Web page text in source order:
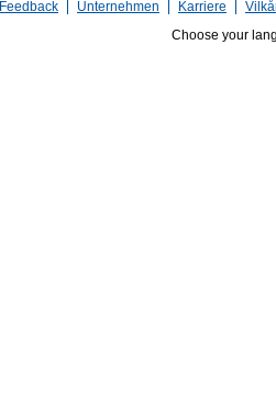
Feedback Unternehmen Karriere
Choose your